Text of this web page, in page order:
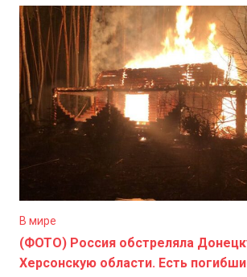
сообщили мэр Одессы Геннадий
В мире
(ФОТО) Россия обстреляла
Херсонскую области. Есть